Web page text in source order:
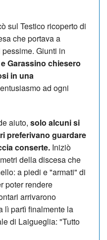
sul Testico ricoperto di
che portava a
Giunti in
Garassino chiesero
in una
ad ogni
aiuto, solo alcuni si
preferivano guardare
conserte. Iniziò
della discesa che
a piedi e "armati" di
poter rendere
arrivarono
lì partì finalmente la
di Laigueglia: "Tutto